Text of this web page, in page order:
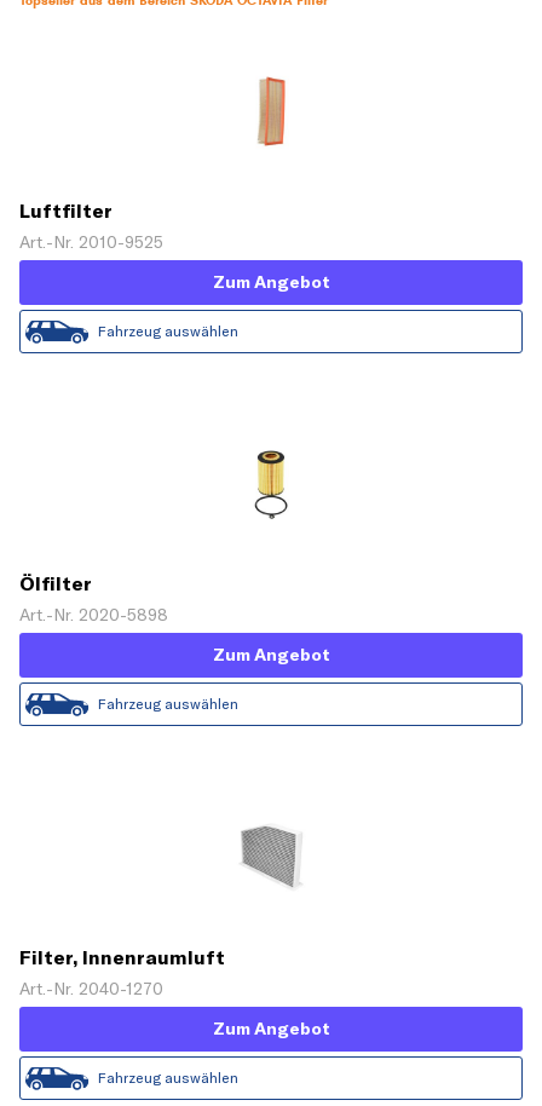
Luftfilter
Art.-Nr. 2010-9525
Zum Angebot
Fahrzeug auswählen
Ölfilter
Art.-Nr. 2020-5898
Zum Angebot
Fahrzeug auswählen
Filter, Innenraumluft
Art.-Nr. 2040-1270
Zum Angebot
Fahrzeug auswählen